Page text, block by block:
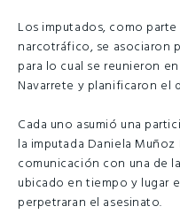
Los imputados, como
narcotráfico, se asociaron
para lo cual se reunieron
Navarrete y planificaron el
Cada uno asumió una
la imputada Daniela
comunicación con una de
ubicado en tiempo y lugar
perpetraran el asesinato.